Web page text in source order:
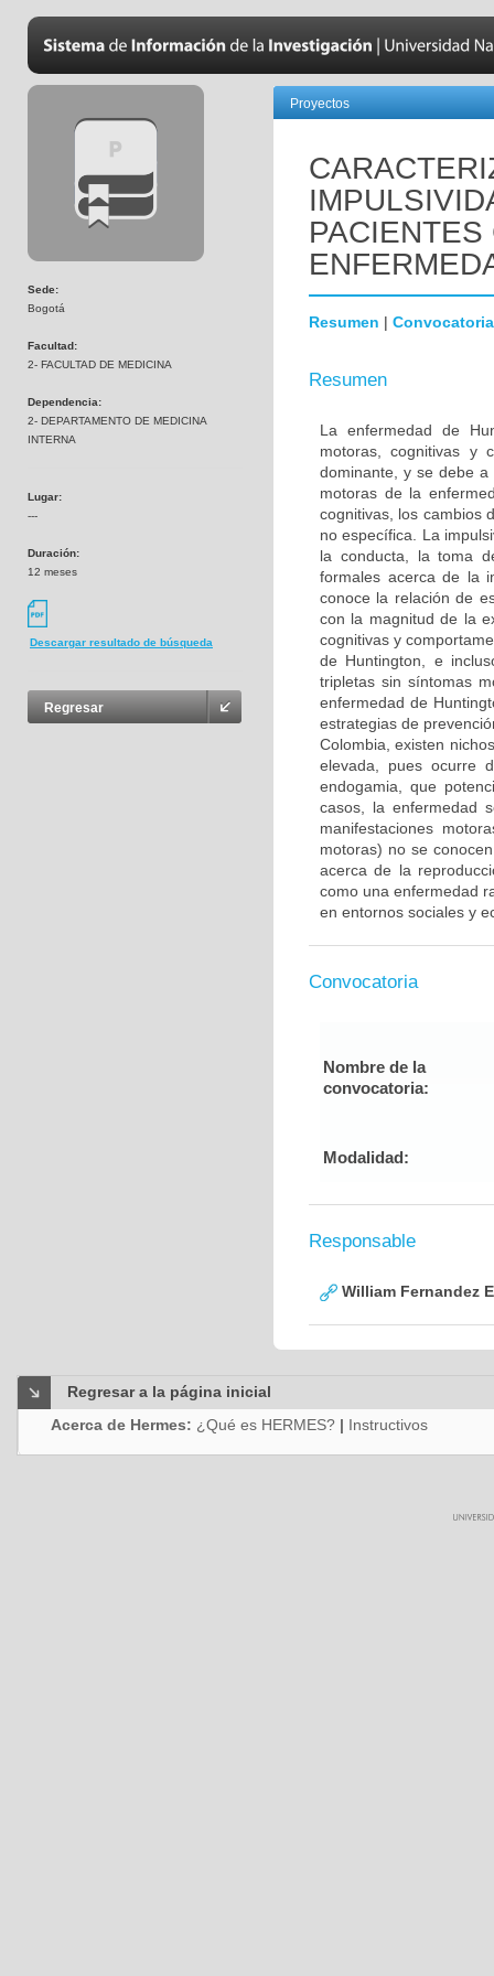
Sede:
Bogotá
Facultad:
2- FACULTAD DE MEDICINA
Dependencia:
2- DEPARTAMENTO DE MEDICINA
INTERNA
Lugar:
---
Duración:
12 meses
Descargar resultado de búsqueda
Regresar
Proyectos
Resumen | Convocatoria
Resumen
La enfermedad de
motoras, cognitivas y
dominante, y se debe
motoras de la
cognitivas, los cambios
no específica. La
la conducta, la toma
formales acerca de la
conoce la relación de
con la magnitud de la
cognitivas y
de Huntington, e
tripletas sin síntomas
enfermedad de
estrategias de
Colombia, existen
elevada, pues ocurre
endogamia, que
casos, la enfermedad
manifestaciones
motoras) no se
acerca de la
como una enfermedad
en entornos sociales y
Convocatoria
Nombre de la
convocatoria:
Modalidad:
Responsable
William Fernandez
Regresar a la página inicial
Acerca de Hermes: ¿Qué es HERMES? | Instructivos